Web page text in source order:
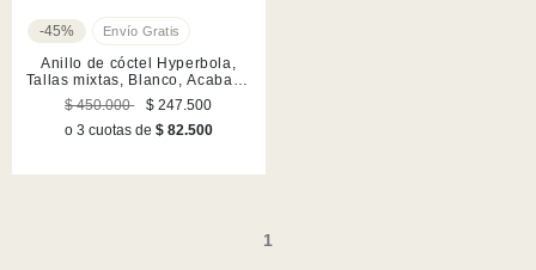
-45%
Anillo de cóctel Hyperbola,
Tallas mixtas, Blanco, Acabado
en rodio
$ 450.000
$ 247.500
o 3 cuotas de $ 82.500
1